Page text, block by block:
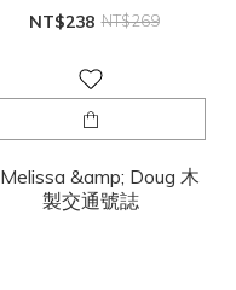
NT$238 NT$269